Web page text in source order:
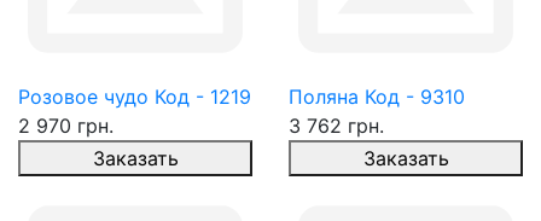
Розовое чудо Код - 1219
2 970 грн.
Заказать
Поляна Код - 9310
3 762 грн.
Заказать